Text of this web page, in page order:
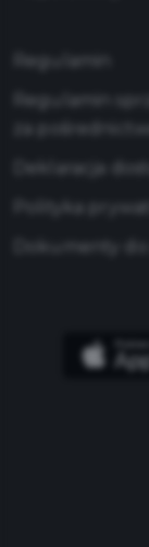
Regulamin
Regulamin
za
Deklaracja
Polityka
Dokumenty do